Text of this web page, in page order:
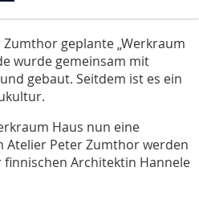
geplante „Werkraum
wurde gemeinsam mit
gebaut. Seitdem ist es ein
Haus nun eine
Atelier Peter Zumthor werden
Architektin Hannele